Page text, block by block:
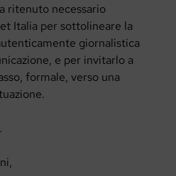
ritenuto necessario
Italia per sottolineare la
giornalistica
e per invitarlo a
formale, verso una